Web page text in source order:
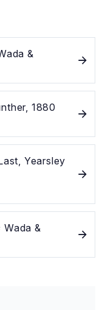
&
1880
Yearsley
Wada &